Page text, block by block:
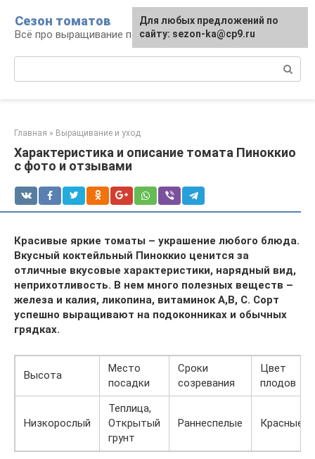
контенту
Сезон томатов
Всё про выращивание помидоров
Главная » Выращивание и уход
Характеристика и описание томата Пиноккио
с фото и отзывами
Красивые яркие томаты – украшение любого блюда.
Вкусный коктейльный Пиноккио ценится за
отличные вкусовые характеристики, нарядный вид,
неприхотливость. В нем много полезных веществ –
железа и калия, ликопина, витаминок А,В, С. Сорт
успешно выращивают на подоконниках и обычных
грядках.
Высота
Место
посадки
Сроки
созревания
Цвет
плодов
Низкорослый
Теплица,
Открытый
грунт
Раннеспелые Красные
Для любых предложений по
сайту: sezon-ka@cp9.ru